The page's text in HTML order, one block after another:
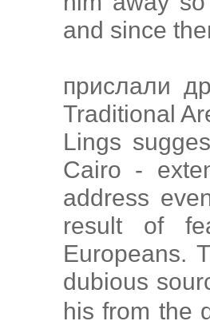
and since
прислали
Traditional
Lings
Cairo -
address
result of
Europeans.
dubious
his from the